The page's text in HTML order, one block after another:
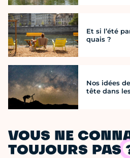
Et si l’été
quais ?
Nos idées
tête dans
VOUS NE
TOUJOURS PAS